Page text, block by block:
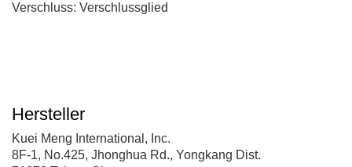
Verschluss: Verschlussglied
Hersteller
Kuei Meng International, Inc.
8F-1, No.425, Jhonghua Rd., Yongkang Dist.